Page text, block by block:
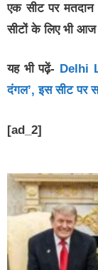
एक सीट पर
सीटों के लिए भी
यह भी पढ़ें- Delhi
दंगल’, इस सीट पर
[ad_2]